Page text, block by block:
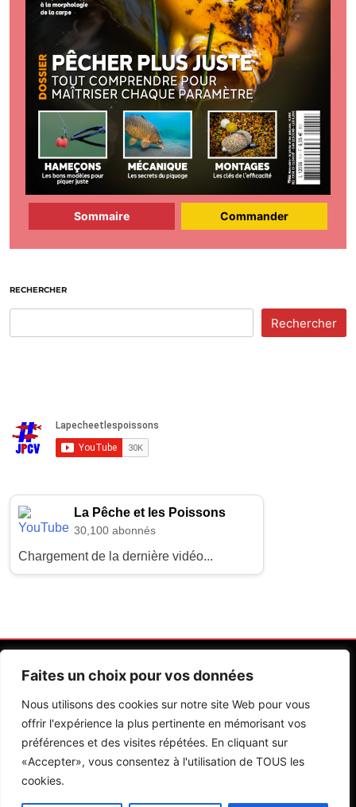
Faites un choix pour vos données
Nous utilisons des cookies sur notre site Web pour vous
offrir l'expérience la plus pertinente en mémorisant vos
préférences et des visites répétées. En cliquant sur
«Accepter», vous consentez à l'utilisation de TOUS les
cookies.
Sommaire Commander
RECHERCHER
Rechercher
La Pêche et les Poissons
30,100 abonnés
Chargement de la dernière vidéo...
Contactez Nos Rédactions Mentions Légales